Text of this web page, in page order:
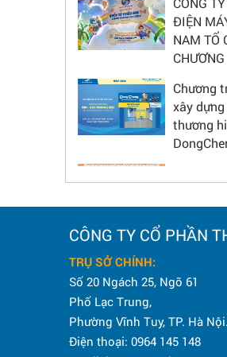
ĐẠI LÝ
ĐIỆN
NAM TỔ
CHƯƠNG
CHÚC
NGÀY
THIẾU
Chương
xây dựng
thương
2026 -
Tay Chia
Vực Bão
MẠNG
KHÁNH 2/
CHƯƠNG
GÓC
CÔNG TY CỔ PHẦN
TRỤ SỞ CHÍNH:
Số 20 Ngách 25, Ngõ 61
Phố Lạc Trung,
Phường Vĩnh Tuy, TP. Hà Nội.
Điện thoại: 0964 145 148